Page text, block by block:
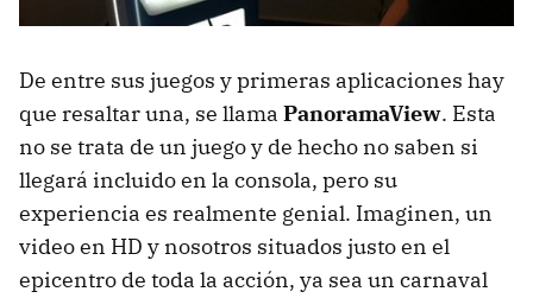
De entre sus juegos y primeras aplicaciones hay
que resaltar una, se llama PanoramaView. Esta
no se trata de un juego y de hecho no saben si
llegará incluido en la consola, pero su
experiencia es realmente genial. Imaginen, un
video en HD y nosotros situados justo en el
epicentro de toda la acción, ya sea un carnaval